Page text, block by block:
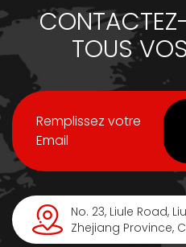
TOUS
Remplissez votre
Email
No. 23, Liule Road,
Zhejiang Province,